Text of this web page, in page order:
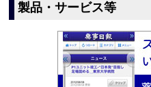
製品・サービス等